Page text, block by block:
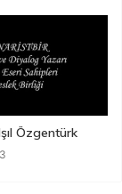
Özgentürk